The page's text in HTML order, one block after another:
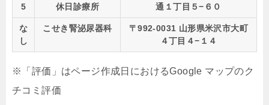
5
休日診療所
通１丁目５−６０
な
し
こせき腎泌尿器科
〒992-0031 山形県米沢市大町
４丁目４−１４
※「評価」はページ作成日におけるGoogle マップのク
チコミ評価